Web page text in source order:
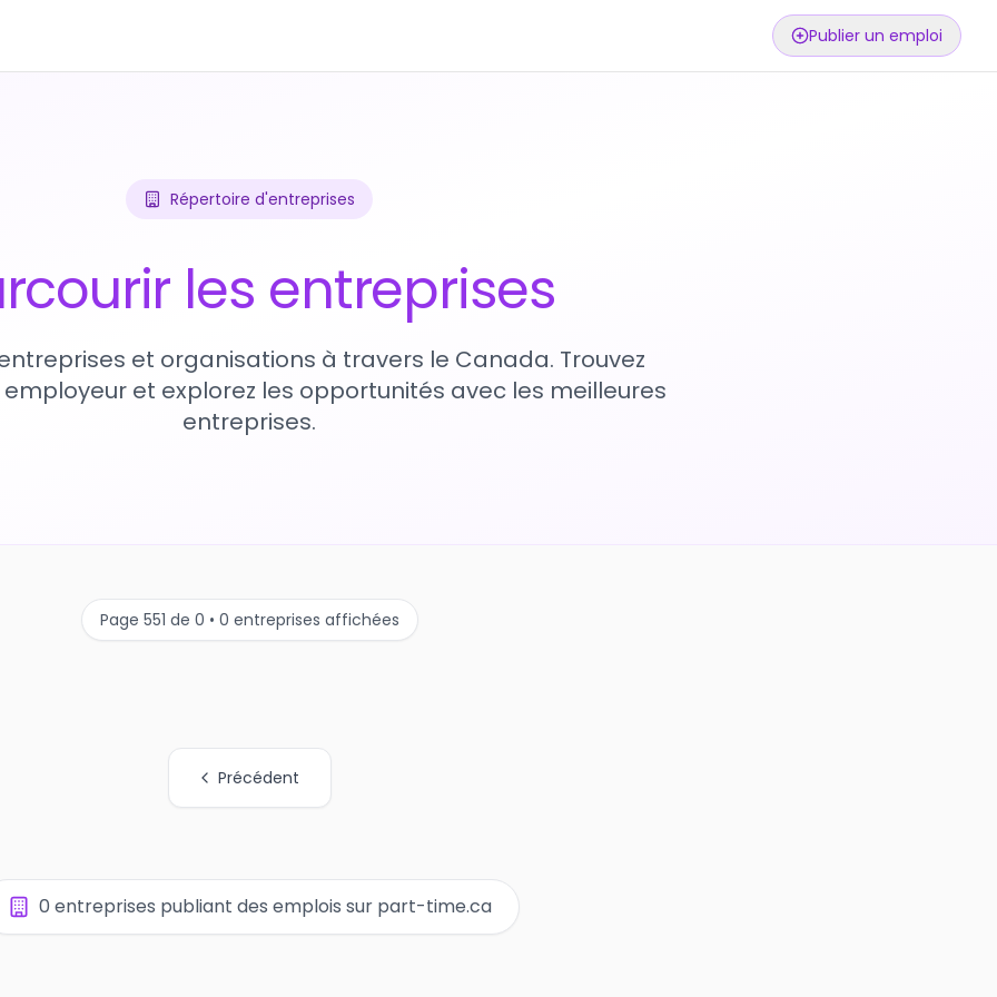
Publier un emploi
Répertoire d'entreprises
les entreprises
et organisations à travers le Canada. Trouvez
et explorez les opportunités avec les meilleures
entreprises.
Page 551 de 0 • 0 entreprises affichées
Précédent
0 entreprises publiant des emplois sur part-time.ca